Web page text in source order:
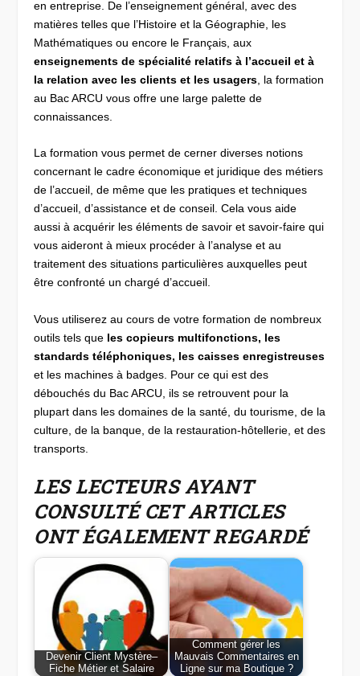
en entreprise. De l’enseignement général, avec des
matières telles que l’Histoire et la Géographie, les
Mathématiques ou encore le Français, aux
enseignements de spécialité relatifs à l’accueil et à
la relation avec les clients et les usagers , la formation
au Bac ARCU vous offre une large palette de
connaissances.
La formation vous permet de cerner diverses notions
concernant le cadre économique et juridique des métiers
de l’accueil, de même que les pratiques et techniques
d’accueil, d’assistance et de conseil. Cela vous aide
aussi à acquérir les éléments de savoir et savoir-faire qui
vous aideront à mieux procéder à l’analyse et au
traitement des situations particulières auxquelles peut
être confronté un chargé d’accueil.
Vous utiliserez au cours de votre formation de nombreux
outils tels que les copieurs multifonctions, les
standards téléphoniques, les caisses enregistreuses
et les machines à badges. Pour ce qui est des
débouchés du Bac ARCU, ils se retrouvent pour la
plupart dans les domaines de la santé, du tourisme, de la
culture, de la banque, de la restauration-hôtellerie, et des
transports.
LES LECTEURS AYANT
CONSULTÉ CET ARTICLES
ONT ÉGALEMENT REGARDÉ
Devenir Client Mystère–
Fiche Métier et Salaire
Comment gérer les
Mauvais Commentaires en
Ligne sur ma Boutique ?